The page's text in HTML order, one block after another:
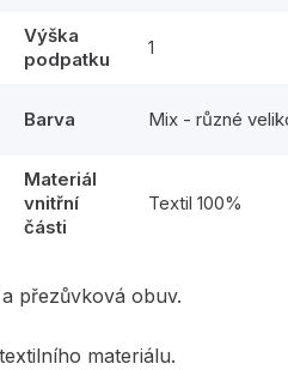
Výška
podpatku
1
Barva Mix - různé
Materiál
vnitřní
části
Textil 100%
přezůvková obuv.
materiálu.